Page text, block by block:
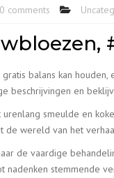
0 comments
balans kan
beschrijvingen en
smeulde en
de wereld van het
de vaardige
nadenken stemmende